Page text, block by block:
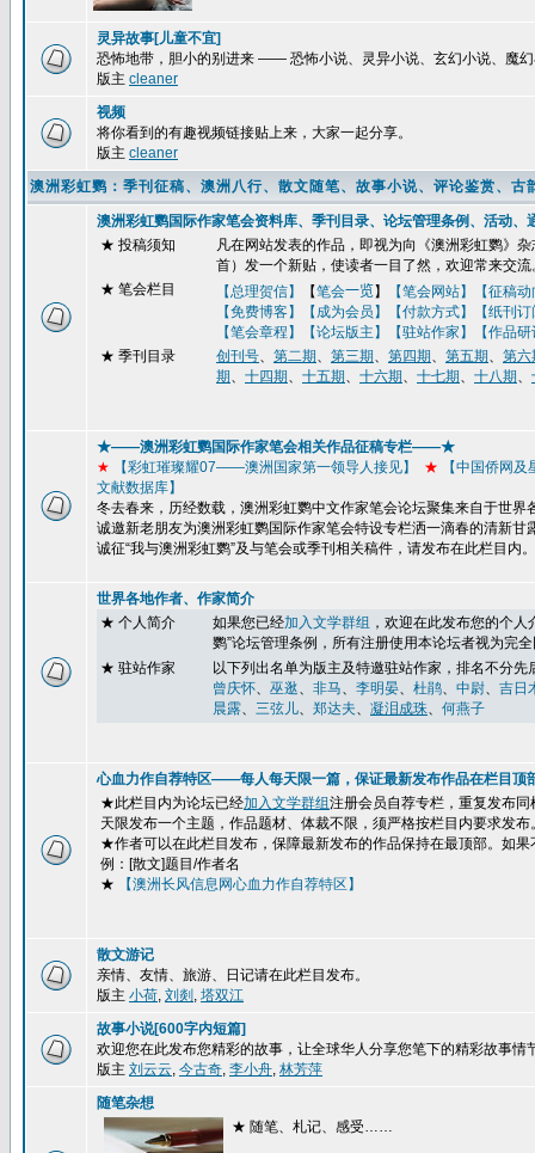
灵异故事[儿童不宜]
恐怖地带，胆小的别进来 —— 恐怖小说、灵异小说、玄幻小说、魔
版主 cleaner
视频
将你看到的有趣视频链接贴上来，大家一起分享。
版主 cleaner
澳洲彩虹鹦：季刊征稿、澳洲八行、散文随笔、故事小说、评论鉴赏、
澳洲彩虹鹦国际作家笔会资料库、季刊目录、论坛管理条例、活动
★ 投稿须知
凡在网站发表的作品，即视为向《澳洲彩虹鹦》
首）发一个新贴，使读者一目了然，欢迎常来交
★ 笔会栏目
【总理贺信】 【笔会一览】 【笔会网站】
【征稿
【免费博客】
【成为会员】【付款方式】【纸刊
【笔会章程】
【论坛版主】 【驻站作家】
【作品
★ 季刊目录 创刊号、 第二期、 第三期、 第四期、 第五期、 第六
期、 十四期、 十五期、 十六期、 十七期、 十八期、
★——澳洲彩虹鹦国际作家笔会相关作品征稿专栏——★
★
【彩虹璀璨耀07——澳洲国家第一领导人接见】 ★ 【中国侨网及
文献数据库】
冬去春来，历经数载，澳洲彩虹鹦中文作家笔会论坛聚集来自于世界
诚邀新老朋友为澳洲彩虹鹦国际作家笔会特设专栏洒一滴春的清新
诚征“我与澳洲彩虹鹦”及与笔会或季刊 相关稿件，请发布在此栏目内
世界各地作者、作家简介
★ 个人简介
如果您已经加入文学群组 ， 欢迎在此发布您的个人
鹦”论坛管理条例，所有注册使用本论坛者视为完
★ 驻站作家
以下列出名单为版主及特邀驻站作家，排名不分先
曾庆怀、 巫逖、 非马、 李明晏、 杜鹃、 中尉、 吉日
晨露、 三弦儿、 郑达夫、 凝泪成珠、 何燕子
心血力作自荐特区——每人每天限一篇，保证最新发布作品在栏目顶
★此栏目内为论坛已经加入文学群组注册会员自荐专栏，重复发布
天限发布一个主题，作品题材、体裁不限，须严格按栏目内要求发布
★作者可以在此栏目发布，保障最新发布的作品保持在最顶部。如
例：[散文]题目/作者名
★ 【澳洲长风信息网心血力作自荐特区】
散文游记
亲情、友情、旅游、日记请在此栏目发布。
版主 小荷, 刘剡 , 塔双江
故事小说[600字内短篇]
欢迎您在此发布您精彩的故事，让全球华人分享您笔下的精彩故事情
版主 刘云云, 今古奇, 李小舟, 林芳萍
随笔杂想
★ 随笔、札记、感受……